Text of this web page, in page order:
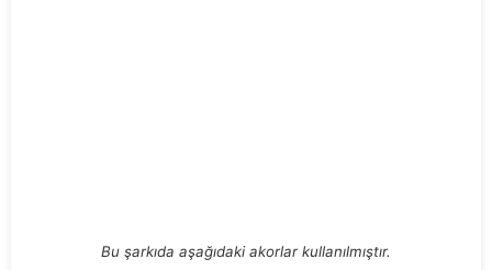
Bu şarkıda aşağıdaki akorlar kullanılmıştır.